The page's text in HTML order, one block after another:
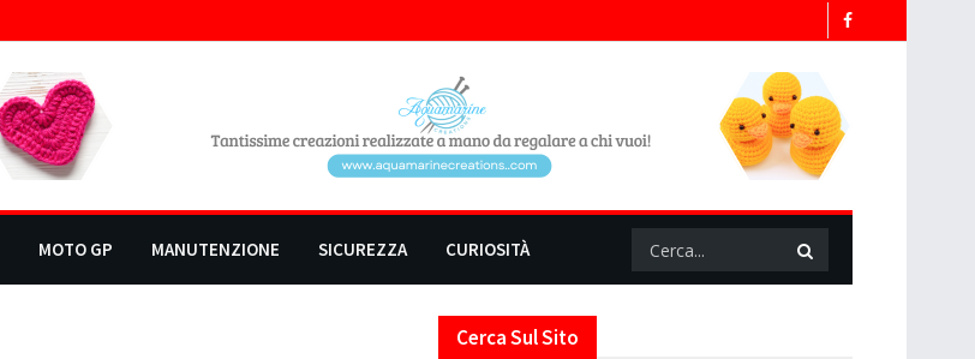
MOTO GP MANUTENZIONE SICUREZZA CURIOSITÀ
Cerca Sul Sito